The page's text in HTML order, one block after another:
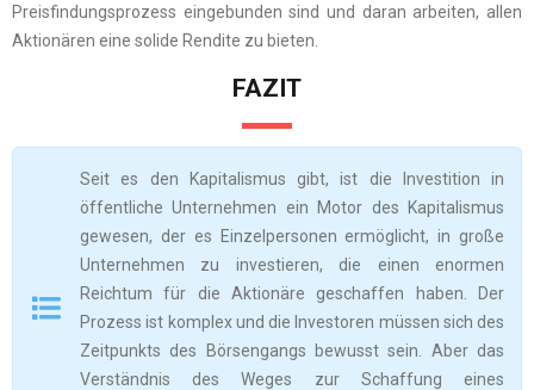
Preisfindungsprozess eingebunden sind und daran arbeiten, allen
Aktionären eine solide Rendite zu bieten.
FAZIT
Seit es den Kapitalismus gibt, ist die Investition in
öffentliche Unternehmen ein Motor des Kapitalismus
gewesen, der es Einzelpersonen ermöglicht, in große
Unternehmen zu investieren, die einen enormen
Reichtum für die Aktionäre geschaffen haben. Der
Prozess ist komplex und die Investoren müssen sich des
Zeitpunkts des Börsengangs bewusst sein. Aber das
Verständnis des Weges zur Schaffung eines